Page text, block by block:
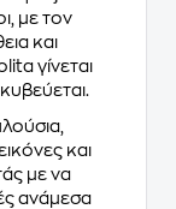
με τον
και
γίνεται
και
με να
ανάμεσα